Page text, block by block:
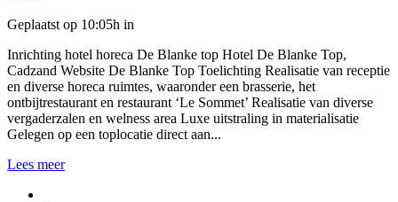
Geplaatst op 10:05h in
Inrichting hotel horeca De Blanke top Hotel De Blanke Top,
Cadzand Website De Blanke Top Toelichting Realisatie van receptie
en diverse horeca ruimtes, waaronder een brasserie, het
ontbijtrestaurant en restaurant ‘Le Sommet’ Realisatie van diverse
vergaderzalen en welness area Luxe uitstraling in materialisatie
Gelegen op een toplocatie direct aan...
Lees meer